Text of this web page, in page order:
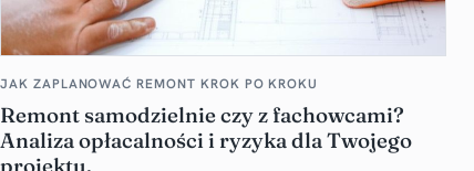
JAK ZAPLANOWAĆ REMONT KROK PO KROKU
Remont samodzielnie czy z fachowcami?
Analiza opłacalności i ryzyka dla Twojego
projektu.